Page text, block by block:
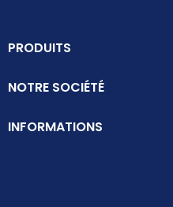
PRODUITS
NOTRE SOCIÉTÉ
INFORMATIONS